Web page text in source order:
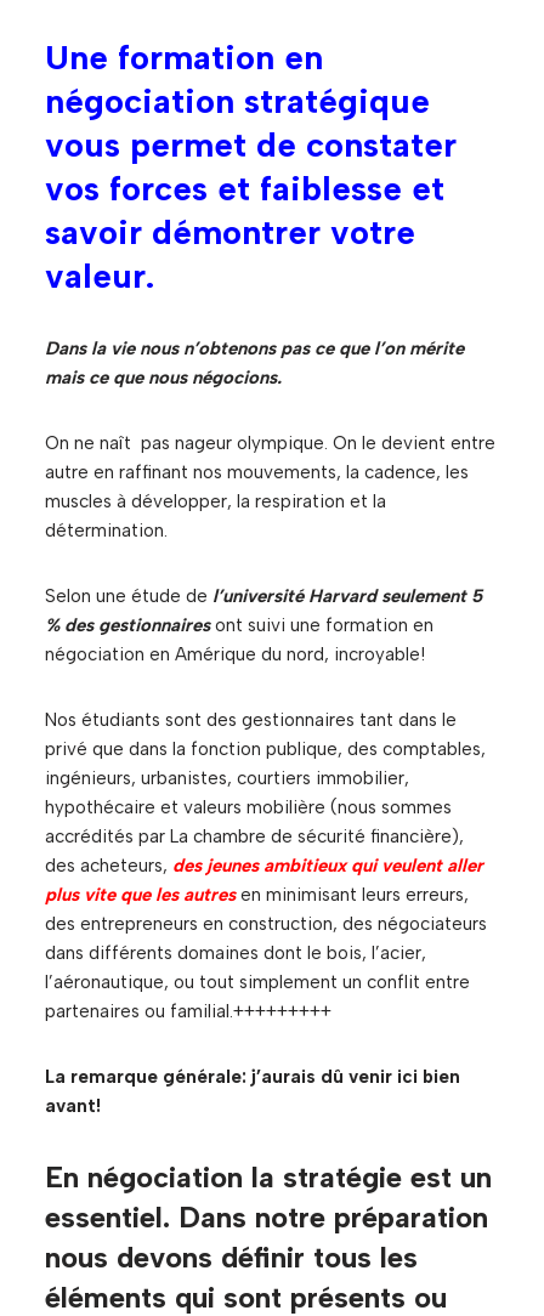
Une formation en
négociation stratégique
vous permet de constater
vos forces et faiblesse et
savoir démontrer votre
valeur.
Dans la vie nous n’obtenons pas ce que l’on mérite
mais ce que nous négocions.
On ne naît pas nageur olympique. On le devient entre
autre en raffinant nos mouvements, la cadence, les
muscles à développer, la respiration et la
détermination.
Selon une étude de l’université Harvard seulement 5
% des gestionnaires ont suivi une formation en
négociation en Amérique du nord, incroyable!
Nos étudiants sont des gestionnaires tant dans le
privé que dans la fonction publique, des comptables,
ingénieurs, urbanistes, courtiers immobilier,
hypothécaire et valeurs mobilière (nous sommes
accrédités par La chambre de sécurité financière),
des acheteurs, des jeunes ambitieux qui veulent aller
plus vite que les autres en minimisant leurs erreurs,
des entrepreneurs en construction, des négociateurs
dans différents domaines dont le bois, l’acier,
l’aéronautique, ou tout simplement un conflit entre
partenaires ou familial.+++++++++
La remarque générale: j’aurais dû venir ici bien
avant!
En négociation la stratégie est un
essentiel. Dans notre préparation
nous devons définir tous les
éléments qui sont présents ou